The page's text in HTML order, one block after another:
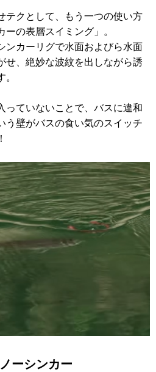
テクとして、もう一つの使い方
の表層スイミング」。
ンカーリグで水面およびら水面
せ、絶妙な波紋を出しながら誘
っていないことで、バスに違和
う壁がバスの食い気のスイッチ
ーシンカー